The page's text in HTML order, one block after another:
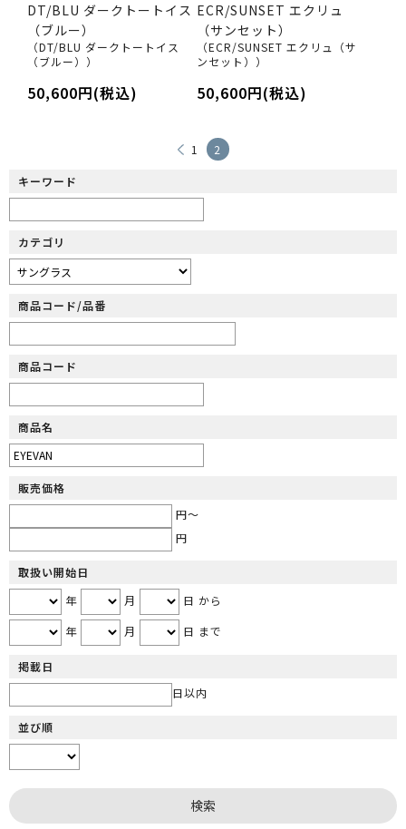
DT/BLU ダークトートイス
（ブルー）
（DT/BLU ダークトートイス
（ブルー））
50,600円(税込)
ECR/SUNSET エクリュ
（サンセット）
（ECR/SUNSET エクリュ（サ
ンセット））
50,600円(税込)
1 2
キーワード
カテゴリ
商品コード/品番
商品コード
商品名
販売価格
円～
円
取扱い開始日
年
月
日 から
年
月 日 まで
掲載日
日以内
並び順